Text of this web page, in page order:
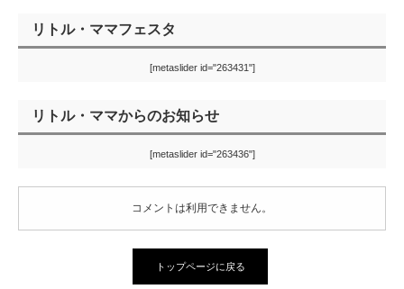
リトル・ママフェスタ
[metaslider id="263431"]
リトル・ママからのお知らせ
[metaslider id="263436"]
コメントは利用できません。
トップページに戻る